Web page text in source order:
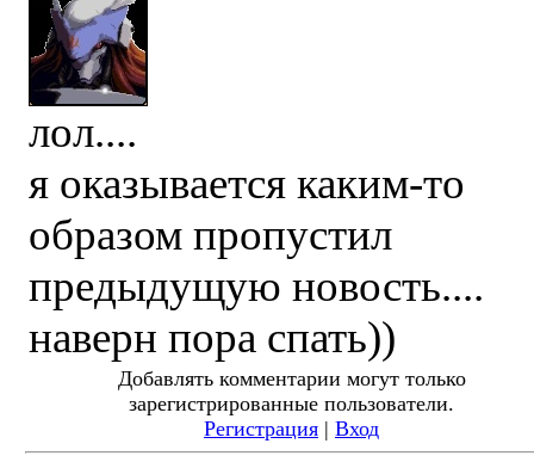
лол....
я оказывается каким-то
образом пропустил
предыдущую новость....
наверн пора спать))
Добавлять комментарии могут только
зарегистрированные пользователи.
Регистрация | Вход